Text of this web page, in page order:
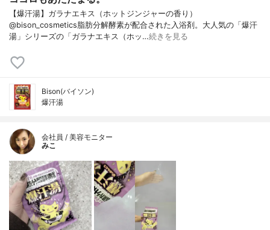
【爆汗湯】ガラナエキス（ホットジンジャーの香り）
@bison_cosmetics脂肪分解酵素が配合された入浴剤。大人気の「爆汗
湯」シリーズの「ガラナエキス（ホッ…続きを見る
Bison(バイソン)
爆汗湯
会社員 / 美容モニター
みこ